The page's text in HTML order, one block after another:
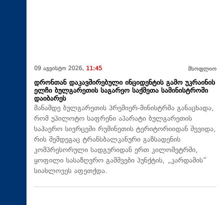
09 აგვისტო 2026, 11:45 მსოფლიო
დრონთან დაკავშირებული ინციდენტის გამო უკრაინის
ელჩი ბულგარეთის საგარეო საქმეთა სამინისტროში
დაიბარეს
მანამდე ბულგარეთის პრემიერ-მინისტრმა განაცხადა,
რომ უპილოტო საფრენი აპარატი ბულგარეთის
საჰაერო სივრცეში რუმინეთის ტერიტორიიდან შევიდა,
რის შემდეგაც ტრანსბალკანური გაზსადენის
კომპრესორული სადგურიდან ერთ კილომეტრში,
ყოფილი სასაზღვრო გამშვები პუნქტის, „კარდამის“
სიახლოვეს აფეთქდა.